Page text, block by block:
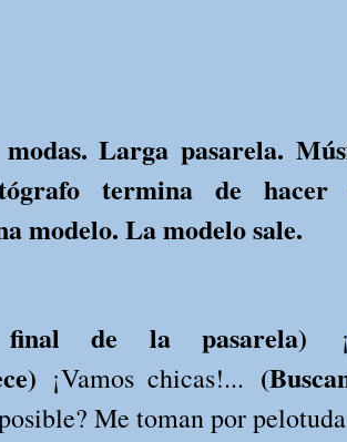
Larga pasarela.
termina de hacer
modelo. La modelo sale.
de la pasarela)
¡Vamos chicas!...
Me toman por